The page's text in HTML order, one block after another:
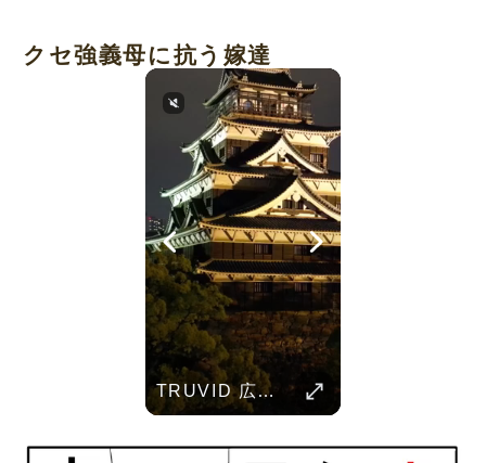
クセ強義母に抗う嫁達
TRUVID 広島と宮島 – 歴史と美しさ